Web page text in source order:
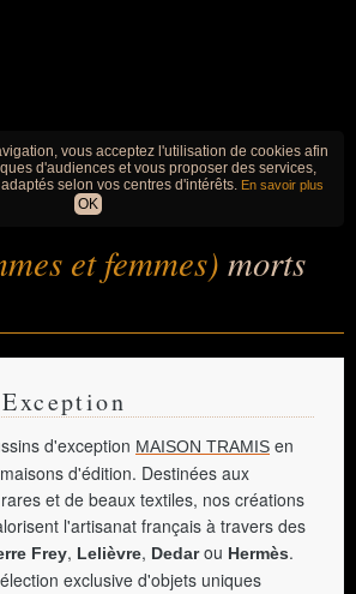
vous acceptez l'utilisation de cookies afin
d'audiences et vous proposer des services,
selon vos centres d'intérêts. En savoir plus
OK
et femmes) morts
d'exception MAISON TRAMIS en
d'édition. Destinées aux
et de beaux textiles, nos créations
l'artisanat français à travers des
Frey, Lelièvre, Dedarou Hermès.
exclusive d'objets uniques